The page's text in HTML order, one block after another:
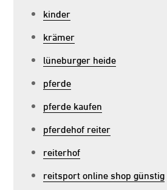
kinder
krämer
lüneburger heide
pferde
pferde kaufen
pferdehof reiter
reiterhof
reitsport online shop günstig